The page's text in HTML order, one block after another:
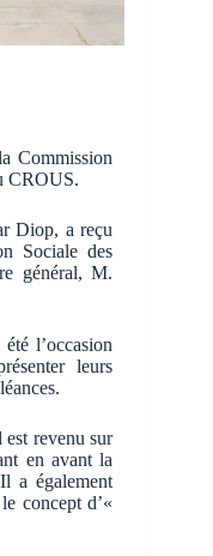
Commission
CROUS.
Diop, a reçu
Sociale des
général, M.
l’occasion
leurs
est revenu sur
en avant la
a également
concept d’«